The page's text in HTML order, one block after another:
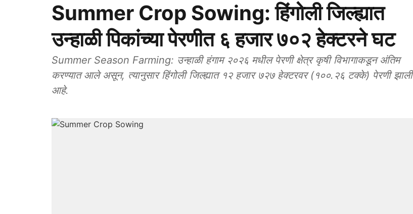
Summer Crop Sowing: हिंगोली जिल्ह्यात
उन्हाळी पिकांच्या पेरणीत ६ हजार ७०२ हेक्टरने घट
Summer Season Farming: उन्हाळी हंगाम २०२६ मधील पेरणी क्षेत्र कृषी विभागाकडून अंतिम
करण्यात आले असून, त्यानुसार हिंगोली जिल्ह्यात १२ हजार ७२७ हेक्टरवर (१००.२६ टक्के) पेरणी झाली
आहे.